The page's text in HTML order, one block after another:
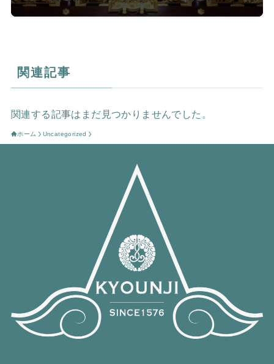
関連記事
関連する記事はまだ見つかりませんでした。
ホーム Uncategorized